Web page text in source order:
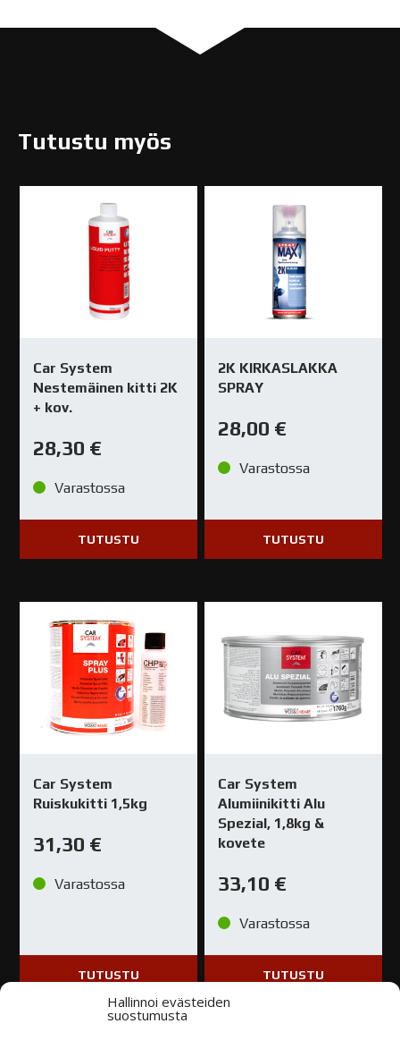
Hallinnoi evästeiden
suostumusta
Tutustu myös
Car System
Nestemäinen kitti 2K
+ kov.
28,30 €
Varastossa
TUTUSTU
2K KIRKASLAKKA
SPRAY
28,00 €
Varastossa
TUTUSTU
Car System
Ruiskukitti 1,5kg
31,30 €
Varastossa
TUTUSTU
Car System
Alumiinikitti Alu
Spezial, 1,8kg &
kovete
33,10 €
Varastossa
TUTUSTU